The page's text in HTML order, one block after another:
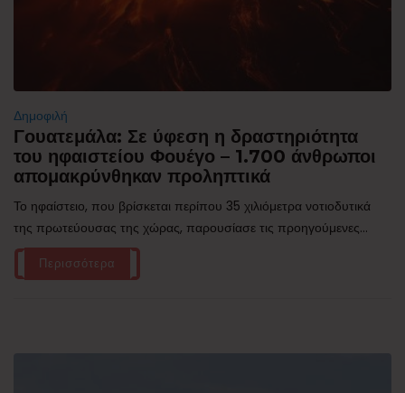
Δημοφιλή
Γουατεμάλα: Σε ύφεση η δραστηριότητα
του ηφαιστείου Φουέγο – 1.700 άνθρωποι
απομακρύνθηκαν προληπτικά
Το ηφαίστειο, που βρίσκεται περίπου 35 χιλιόμετρα νοτιοδυτικά
της πρωτεύουσας της χώρας, παρουσίασε τις προηγούμενες...
Περισσότερα